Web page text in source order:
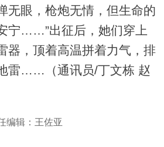
无眼，枪炮无情，但生命的
宁……”出征后，她们穿上
器，顶着高温拼着力气，排
雷……（通讯员/丁文栋 赵
编辑：王佐亚